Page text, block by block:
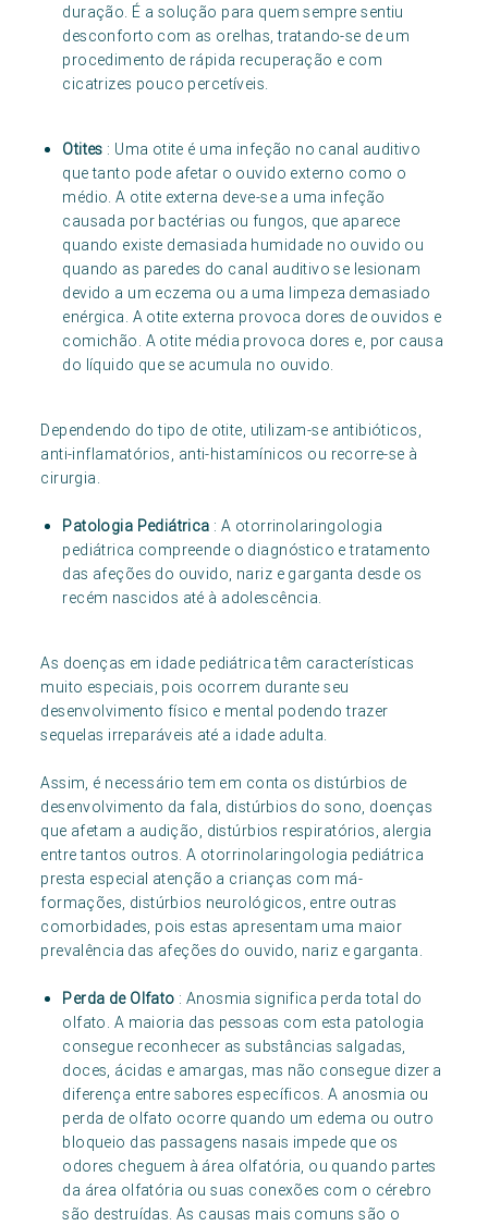
duração. É a solução para quem sempre sentiu
desconforto com as orelhas, tratando-se de um
procedimento de rápida recuperação e com
cicatrizes pouco percetíveis.
Otites : Uma otite é uma infeção no canal auditivo
que tanto pode afetar o ouvido externo como o
médio. A otite externa deve-se a uma infeção
causada por bactérias ou fungos, que aparece
quando existe demasiada humidade no ouvido ou
quando as paredes do canal auditivo se lesionam
devido a um eczema ou a uma limpeza demasiado
enérgica. A otite externa provoca dores de ouvidos e
comichão. A otite média provoca dores e, por causa
do líquido que se acumula no ouvido.
Dependendo do tipo de otite, utilizam-se antibióticos,
anti-inflamatórios, anti-histamínicos ou recorre-se à
cirurgia.
Patologia Pediátrica : A otorrinolaringologia
pediátrica compreende o diagnóstico e tratamento
das afeções do ouvido, nariz e garganta desde os
recém nascidos até à adolescência.
As doenças em idade pediátrica têm características
muito especiais, pois ocorrem durante seu
desenvolvimento físico e mental podendo trazer
sequelas irreparáveis até a idade adulta.
Assim, é necessário tem em conta os distúrbios de
desenvolvimento da fala, distúrbios do sono, doenças
que afetam a audição, distúrbios respiratórios, alergia
entre tantos outros. A otorrinolaringologia pediátrica
presta especial atenção a crianças com má-
formações, distúrbios neurológicos, entre outras
comorbidades, pois estas apresentam uma maior
prevalência das afeções do ouvido, nariz e garganta.
Perda de Olfato : Anosmia significa perda total do
olfato. A maioria das pessoas com esta patologia
consegue reconhecer as substâncias salgadas,
doces, ácidas e amargas, mas não consegue dizer a
diferença entre sabores específicos. A anosmia ou
perda de olfato ocorre quando um edema ou outro
bloqueio das passagens nasais impede que os
odores cheguem à área olfatória, ou quando partes
da área olfatória ou suas conexões com o cérebro
são destruídas. As causas mais comuns são o